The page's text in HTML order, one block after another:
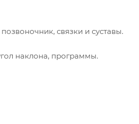
связки и суставы.
наклона, программы.